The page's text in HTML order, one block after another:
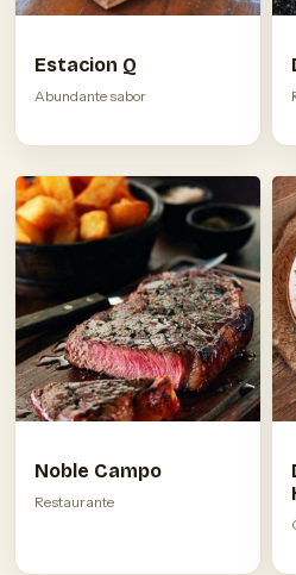
Estacion Q
Abundante sabor
Noble Campo
Restaurante